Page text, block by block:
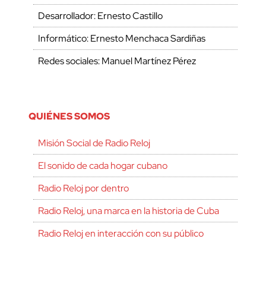
Desarrollador: Ernesto Castillo
Informático: Ernesto Menchaca Sardiñas
Redes sociales: Manuel Martínez Pérez
QUIÉNES SOMOS
Misión Social de Radio Reloj
El sonido de cada hogar cubano
Radio Reloj por dentro
Radio Reloj, una marca en la historia de Cuba
Radio Reloj en interacción con su público